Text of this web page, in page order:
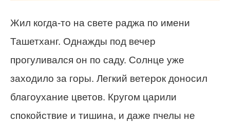
Жил когда-то на свете раджа по имени
Ташетханг. Однажды под вечер
прогуливался он по саду. Солнце уже
заходило за горы. Легкий ветерок доносил
благоухание цветов. Кругом царили
спокойствие и тишина, и даже пчелы не